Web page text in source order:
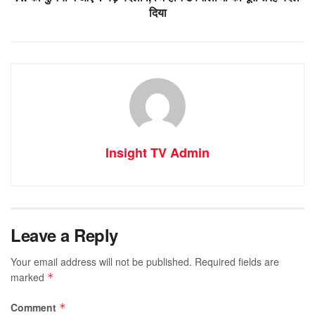
दिया
Insight TV Admin
Leave a Reply
Your email address will not be published. Required fields are
marked *
Comment *